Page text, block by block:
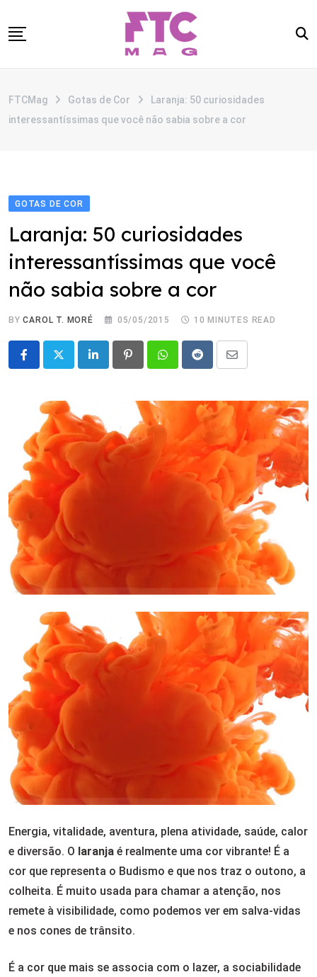
to
CATEGORIAS
FTCMag Gotas de Cor
Laranja: 50 curiosidades
interessantíssimas que você não sabia sobre a cor
GOTAS DE COR
Laranja: 50 curiosidades
interessantíssimas que você
não sabia sobre a cor
BYCAROL T. MORÉ 05/05/2015 10 MINUTES READ
LinkedIn PinterestWhatsappRedditShare
Email
Energia, vitalidade, aventura, plena atividade, saúde, calor
e diversão. O laranja é realmente uma cor vibrante! É a
cor que representa o Budismo e que nos traz o outono, a
colheita. É muito usada para chamar a atenção, nos
remete à visibilidade, como podemos ver em salva-vidas
e nos cones de trânsito.
É a cor que mais se associa com o lazer, a sociabilidade